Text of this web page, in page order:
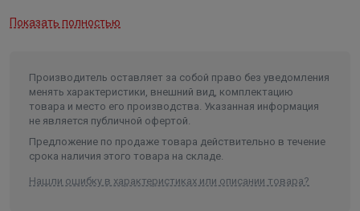
Гарантирует стойкость к механическим повреждениям
окрашивании используются экологически чистые нано-
краски AkzoNobel (Нидерланды) и FreiLacke (Германия).
Надежная защита от подделок
Фирменный алюминиевый знак на каждом радиаторе
и заводская маркировка каждой секции надежно
разрыв
Мощность 1608 Вт
Присоединительный размер 1"
Показать полностью
Производитель оставляет за собой право без уведомления
менять характеристики, внешний вид, комплектацию
товара и место его производства. Указанная информация
не является публичной офертой.
Предложение по продаже товара действительно в течение
срока наличия этого товара на складе.
Нашли ошибку в характеристиках или описании товара?